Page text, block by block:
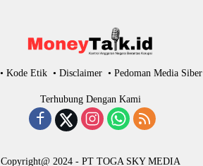
Kode Etik Disclaimer Pedoman Media Siber
Terhubung Dengan Kami
Copyright@ 2024 - PT TOGA SKY MEDIA